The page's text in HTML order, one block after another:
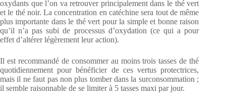
oxydants que l’on va retrouver principalement dans le thé vert
et le thé noir. La concentration en catéchine sera tout de même
plus importante dans le thé vert pour la simple et bonne raison
qu’il n’a pas subi de processus d’oxydation (ce qui a pour
effet d’altérer légèrement leur action).
Il est recommandé de consommer au moins trois tasses de thé
quotidiennement pour bénéficier de ces vertus protectrices,
mais il ne faut pas non plus tomber dans la surconsommation ;
il semble raisonnable de se limiter à 5 tasses maxi par jour.